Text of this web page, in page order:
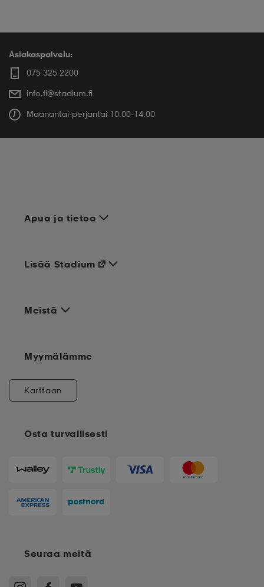
Asiakaspalvelu:
075 325 2200
info.fi@stadium.fi
Maanantai-perjantai 10.00-14.00
Apua ja tietoa
Meistä
Osta turvallisesti
Lisää Stadium
Myymälämme
Karttaan
Seuraa meitä